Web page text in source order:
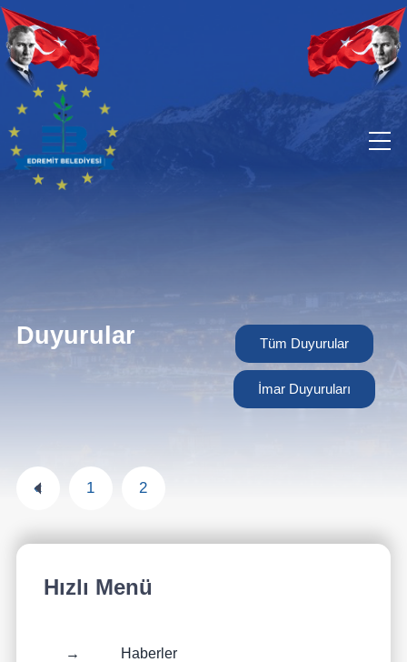
Duyurular Tüm Duyurular
İmar Duyuruları
« 1 2
Hızlı Menü
→ Haberler